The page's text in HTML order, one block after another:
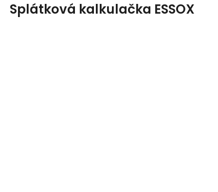
Splátková kalkulačka ESSOX